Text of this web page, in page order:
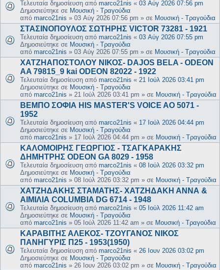
Τελευταία δημοσίευση από marco21nis « 03 Αύγ 2026 07:56 pm
Δημοσιεύτηκε σε Μουσική - Τραγούδια
από marco21nis » 03 Αύγ 2026 07:56 pm » σε Μουσική - Τραγούδια
ΣΤΑΣΙΝΟΠΟΥΛΟΣ ΣΩΤΗΡΗΣ VICTOR 73281 - 1921
Τελευταία δημοσίευση από marco21nis « 03 Αύγ 2026 07:55 pm
Δημοσιεύτηκε σε Μουσική - Τραγούδια
από marco21nis » 03 Αύγ 2026 07:55 pm » σε Μουσική - Τραγούδια
ΧΑΤΖΗΑΠΟΣΤΟΛΟΥ ΝΙΚΟΣ- DAJOS BELA - ODEON
AA 79815_9 kai ODEON 82022 - 1922
Τελευταία δημοσίευση από marco21nis « 21 Ιούλ 2026 03:41 pm
Δημοσιεύτηκε σε Μουσική - Τραγούδια
από marco21nis » 21 Ιούλ 2026 03:41 pm » σε Μουσική - Τραγούδια
ΒΕΜΠΟ ΣΟΦΙΑ HIS MASTER'S VOICE AO 5071 -
1952
Τελευταία δημοσίευση από marco21nis « 17 Ιούλ 2026 04:44 pm
Δημοσιεύτηκε σε Μουσική - Τραγούδια
από marco21nis » 17 Ιούλ 2026 04:44 pm » σε Μουσική - Τραγούδια
ΚΑΛΟΜΟΙΡΗΣ ΓΕΩΡΓΙΟΣ - ΤΣΑΓΚΑΡΑΚΗΣ
ΔΗΜΗΤΡΗΣ ODEON GA 8029 - 1958
Τελευταία δημοσίευση από marco21nis « 08 Ιούλ 2026 03:32 pm
Δημοσιεύτηκε σε Μουσική - Τραγούδια
από marco21nis » 08 Ιούλ 2026 03:32 pm » σε Μουσική - Τραγούδια
ΧΑΤΖΗΔΑΚΗΣ ΣΤΑΜΑΤΗΣ- ΧΑΤΖΗΔΑΚΗ ΑΝΝΑ &
ΑΙΜΙΛΙΑ COLUMBIA DG 6714 - 1948
Τελευταία δημοσίευση από marco21nis « 05 Ιούλ 2026 11:42 am
Δημοσιεύτηκε σε Μουσική - Τραγούδια
από marco21nis » 05 Ιούλ 2026 11:42 am » σε Μουσική - Τραγούδια
ΚΑΡΑΒΙΤΗΣ ΑΛΕΚΟΣ- ΤΖΟΥΓΑΝΟΣ ΝΙΚΟΣ
ΠΑΝΗΓΥΡΙΣ Π25 - 1953(1950)
Τελευταία δημοσίευση από marco21nis « 26 Ιουν 2026 03:02 pm
Δημοσιεύτηκε σε Μουσική - Τραγούδια
από marco21nis » 26 Ιουν 2026 03:02 pm » σε Μουσική - Τραγούδια